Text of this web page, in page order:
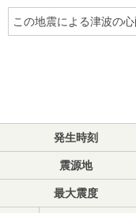
この地震による津波の心
発生時刻
震源地
最大震度